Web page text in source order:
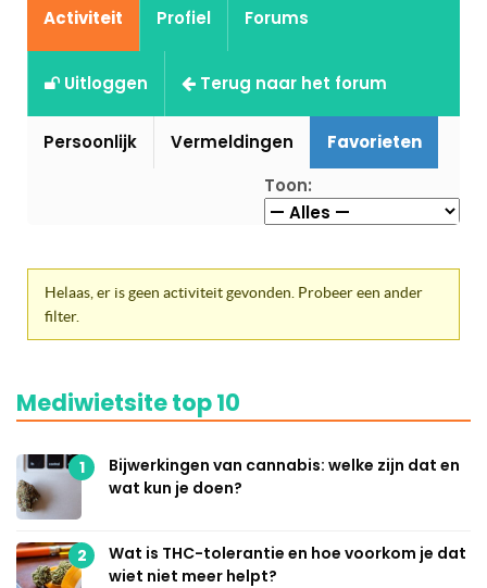
Activiteit Profiel Forums
Uitloggen Terug naar het forum
Persoonlijk Vermeldingen
Favorieten
Toon:
Helaas, er is geen activiteit gevonden. Probeer een ander
filter.
Mediwietsite top 10
1
Bijwerkingen van cannabis: welke zijn dat en
wat kun je doen?
2
Wat is THC-tolerantie en hoe voorkom je dat
wiet niet meer helpt?